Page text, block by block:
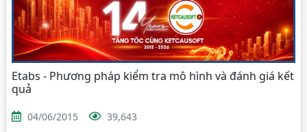
Etabs - Phương pháp kiểm tra mô hình và đánh giá kết
quả
04/06/2015 39,643